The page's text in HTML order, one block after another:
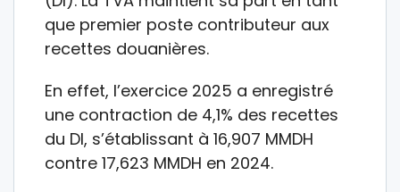
que premier poste contributeur aux
recettes douanières.
En effet, l’exercice 2025 a enregistré
une contraction de 4,1% des recettes
du DI, s’établissant à 16,907 MMDH
contre 17,623 MMDH en 2024.